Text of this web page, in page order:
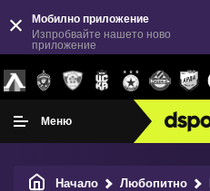
Мобилно приложение
Изпробвайте нашето ново
приложение
Меню
Начало Любопитно